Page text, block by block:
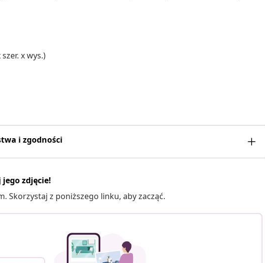
x wys.)
i zgodności
jego zdjęcie!
Skorzystaj z poniższego linku, aby zacząć.